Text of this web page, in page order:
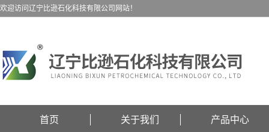
欢迎访问辽宁比逊石化科技有限公司网站！
首页 关于我们 产品中心